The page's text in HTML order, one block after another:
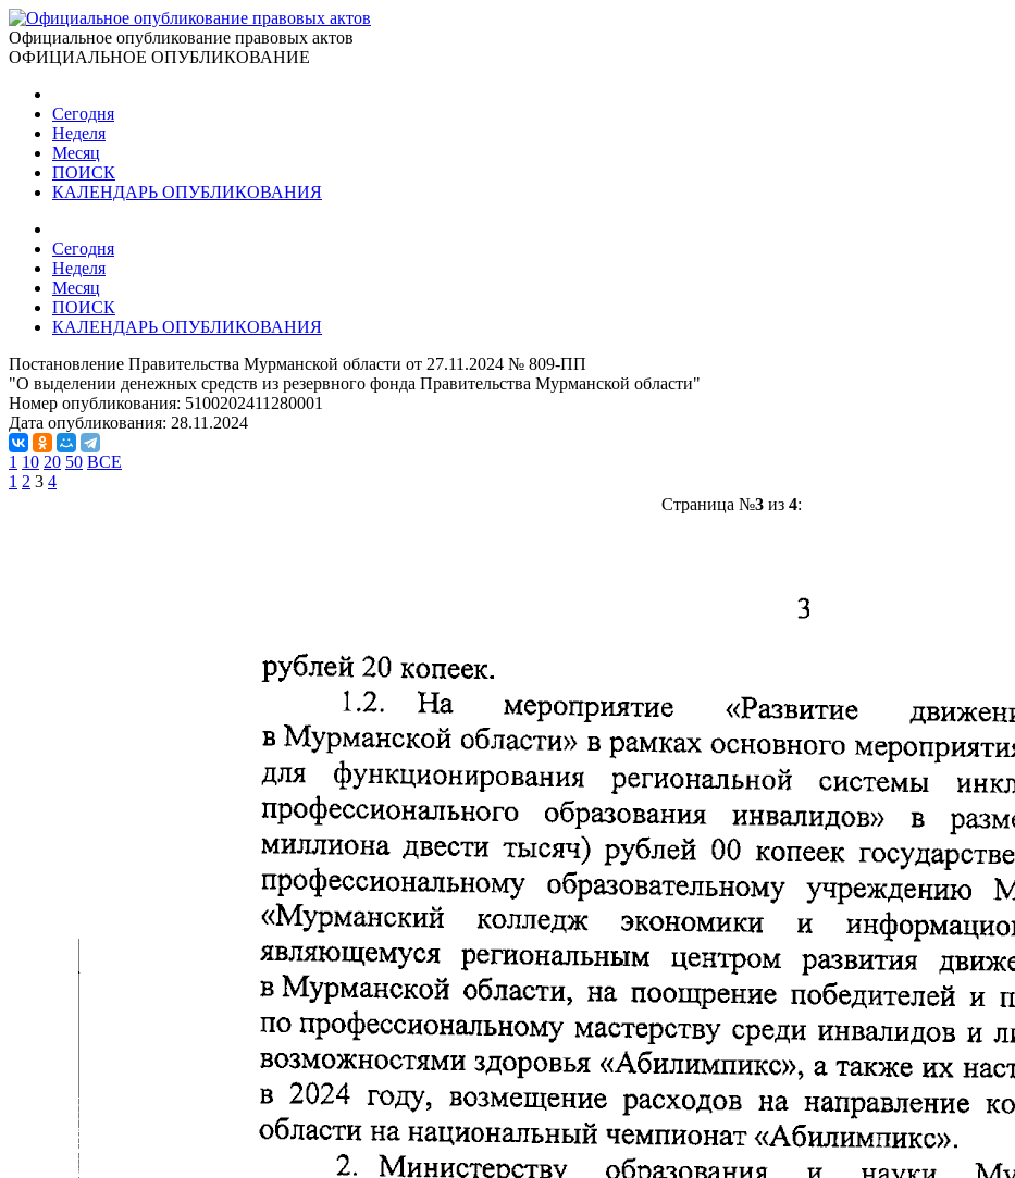
Официальное опубликование правовых актов
ОФИЦИАЛЬНОЕ ОПУБЛИКОВАНИЕ
Сегодня
Неделя
Месяц
ПОИСК
КАЛЕНДАРЬ ОПУБЛИКОВАНИЯ
Сегодня
Неделя
Месяц
ПОИСК
КАЛЕНДАРЬ ОПУБЛИКОВАНИЯ
Постановление Правительства Мурманской области от 27.11.2024 № 809-ПП
"О выделении денежных средств из резервного фонда Правительства Мурманской области"
Номер опубликования: 5100202411280001
Дата опубликования: 28.11.2024
1 10 20 50 ВСЕ
1 2 3 4
Страница №3из 4: